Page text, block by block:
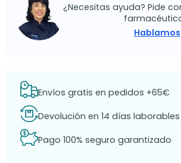
¿Necesitas ayuda? Pide
Hablamos
Envíos gratis en pedidos +65€
Devolución en 14 días laborables
Pago 100% seguro garantizado